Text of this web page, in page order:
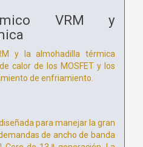
VRM y
y la almohadilla térmica
calor de los MOSFET y los
de enfriamiento.
para manejar la gran
de ancho de banda